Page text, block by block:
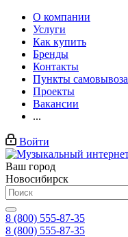
О компании
Услуги
Как купить
Бренды
Контакты
Пункты самовывоза
Проекты
Вакансии
...
Войти
Ваш город
Новосибирск
8 (800) 555-87-35
8 (800) 555-87-35